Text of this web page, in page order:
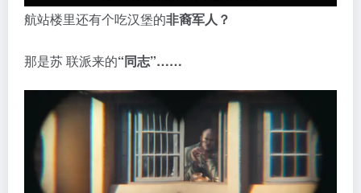
航站楼里还有个吃汉堡的非裔军人？
那是苏 联派来的“同志”……